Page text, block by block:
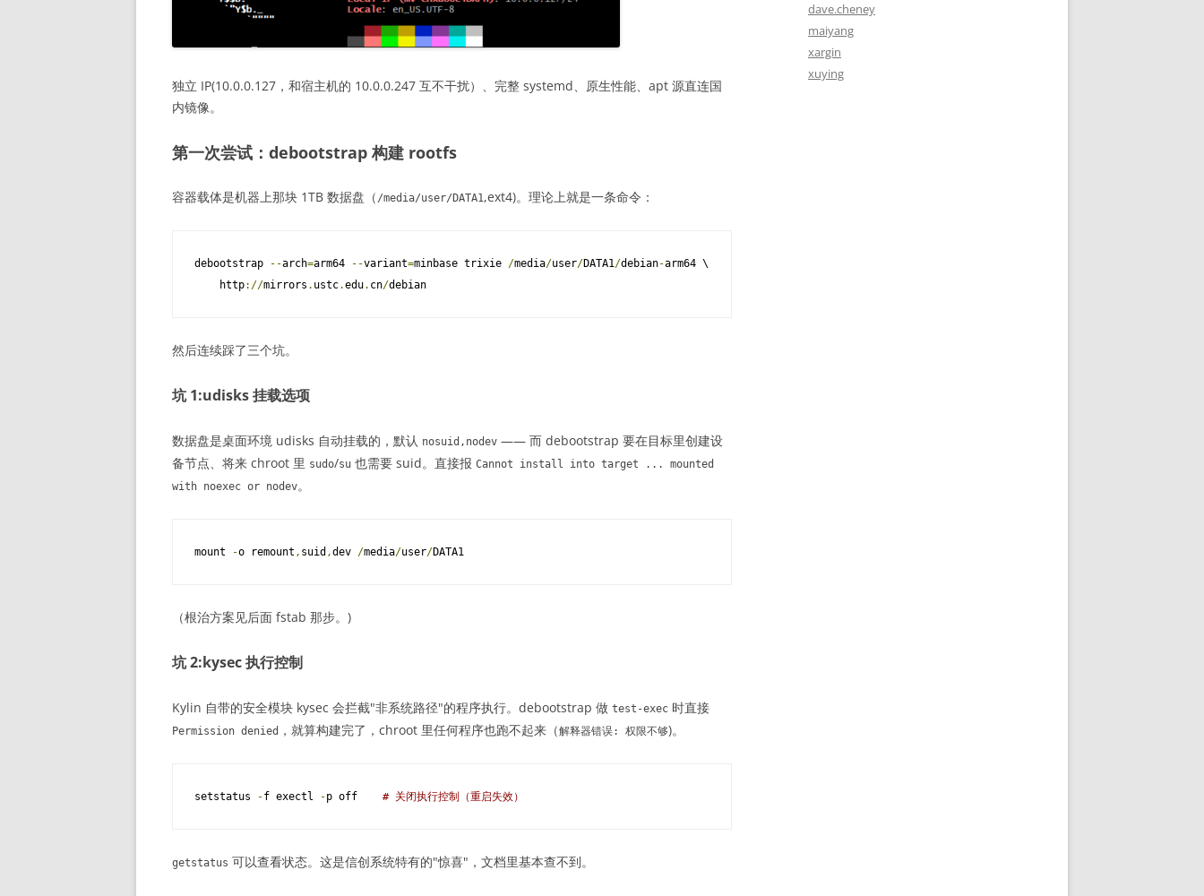
独立 IP(10.0.0.127，和宿主机的 10.0.0.247 互不干扰）、完整 systemd、原生性能、apt 源直连国
内镜像。
第一次尝试：debootstrap 构建 rootfs
容器载体是机器上那块 1TB 数据盘（ /media/user/ DATA1,ext4)。理论上就是一条命令：
debootstrap --arch=arm64 --variant=minbase trixie /media/user/DATA1/debian-arm64 \
    http
://mirrors . ustc.edu. cn/debian
然后连续踩了三个坑。
坑 1:udisks 挂载选项
数据盘是桌面环境 udisks 自动挂载的，默认 nosuid , nodev —— 而 debootstrap 要在目标里创建设
备节点、将来 chroot 里 sudo/su 也需要 suid。直接报 Cannot install into target ...
mounted
with noexec or nodev。
mount -o remount , suid ,dev /media/user/DATA1
（根治方案见后面 fstab 那步。)
坑 2:kysec 执行控制
Kylin 自带的安全模块 kysec 会拦截"非系统路径"的程序执行。debootstrap 做 test -exec 时直接
Permission denied ，就算构建完了，chroot 里任何程序也跑不起来（解释器错误: 权限不够)。
setstatus -f exectl -p off # 关闭执行控制（重启失效）
getstatus 可以查看状态。这是信创系统特有的"惊喜"，文档里基本查不到。
dave.cheney
maiyang
xargin
xuying